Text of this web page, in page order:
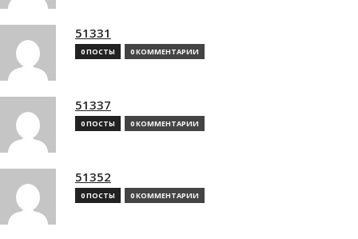
51331
0 ПОСТЫ 0 КОММЕНТАРИИ
51337
0 ПОСТЫ 0 КОММЕНТАРИИ
51352
0 ПОСТЫ 0 КОММЕНТАРИИ